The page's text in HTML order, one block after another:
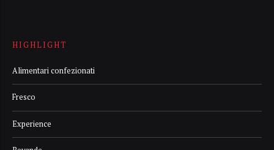
HIGHLIGHT
Alimentari confezionati
Fresco
Experience